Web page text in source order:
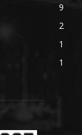
9
2
1
1